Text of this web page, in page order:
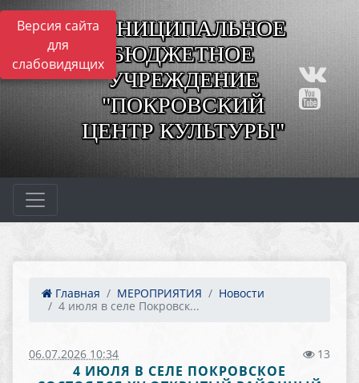
Версия сайта
для
слабовидящих
МУНИЦИПАЛЬНОЕ
БЮДЖЕТНОЕ
УЧРЕЖДЕНИЕ
"ПОКРОВСКИЙ
ЦЕНТР КУЛЬТУРЫ"
Главная МЕРОПРИЯТИЯ
Новости
4 июля в селе Покровск...
06.07.2026 10:34 13
4 ИЮЛЯ В СЕЛЕ ПОКРОВСКОЕ